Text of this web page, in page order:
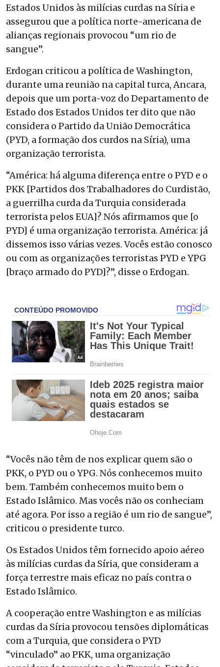
Estados Unidos às milícias curdas na Síria e
assegurou que a política norte-americana de
alianças regionais provocou “um rio de
sangue”.
Erdogan criticou a política de Washington,
durante uma reunião na capital turca, Ancara,
depois que um porta-voz do Departamento de
Estado dos Estados Unidos ter dito que não
considera o Partido da União Democrática
(PYD, a formação dos curdos na Síria), uma
organização terrorista.
“América: há alguma diferença entre o PYD e o
PKK [Partidos dos Trabalhadores do Curdistão,
a guerrilha curda da Turquia considerada
terrorista pelos EUA]? Nós afirmamos que [o
PYD] é uma organização terrorista. América: já
dissemos isso várias vezes. Vocês estão conosco
ou com as organizações terroristas PYD e YPG
[braço armado do PYD]?”, disse o Erdogan.
“Vocês não têm de nos explicar quem são o
PKK, o PYD ou o YPG. Nós conhecemos muito
bem. Também conhecemos muito bem o
Estado Islâmico. Mas vocês não os conheciam
até agora. Por isso a região é um rio de sangue”,
criticou o presidente turco.
Os Estados Unidos têm fornecido apoio aéreo
às milícias curdas da Síria, que consideram a
força terrestre mais eficaz no país contra o
Estado Islâmico.
A cooperação entre Washington e as milícias
curdas da Síria provocou tensões diplomáticas
com a Turquia, que considera o PYD
“vinculado” ao PKK, uma organização